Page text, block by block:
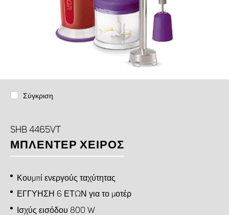
Σύγκριση
SHB 4465VT
ΜΠΛΈΝΤΕΡ ΧΕΙΡΌΣ
Κουμπί ενεργούς ταχύτητας
ΕΓΓΥΗΣΗ 6 ΕΤΩΝ για το μοτέρ
Ισχύς εισόδου 800 W